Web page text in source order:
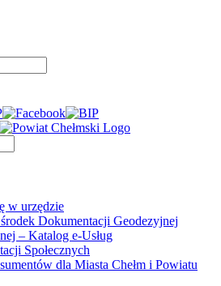
Facebook BIP Instagram
w urzędzie
Dokumentacji Geodezyjnej
– Katalog e-Usług
Społecznych
dla Miasta Chełm i Powiatu